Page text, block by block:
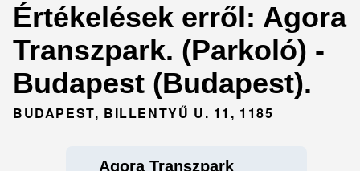
Értékelések erről: Agora
Transzpark. (Parkoló) -
Budapest (Budapest).
BUDAPEST, BILLENTYŰ U. 11, 1185
Agora Transzpark